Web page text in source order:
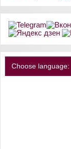
Choose language: